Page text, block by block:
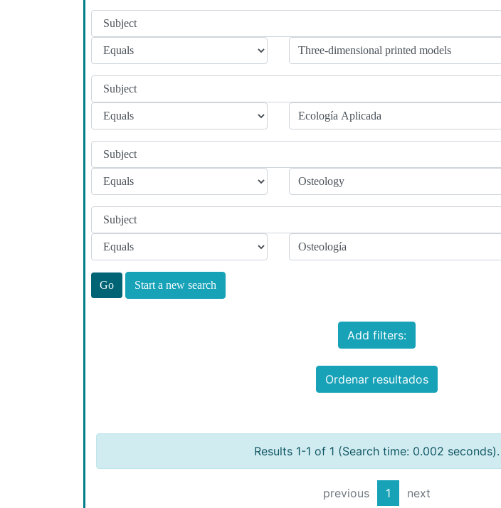
Start a new search
Add filters:
Ordenar resultados
Results 1-1 of 1 (Search time: 0.002 seconds).
previous 1 next